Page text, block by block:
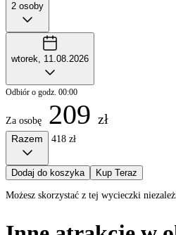
2 osoby
wtorek, 11.08.2026
Odbiór o godz. 00:00
Za osobę 209 zł
Razem 418 zł
Dodaj do koszyka Kup Teraz
Możesz skorzystać z tej wycieczki